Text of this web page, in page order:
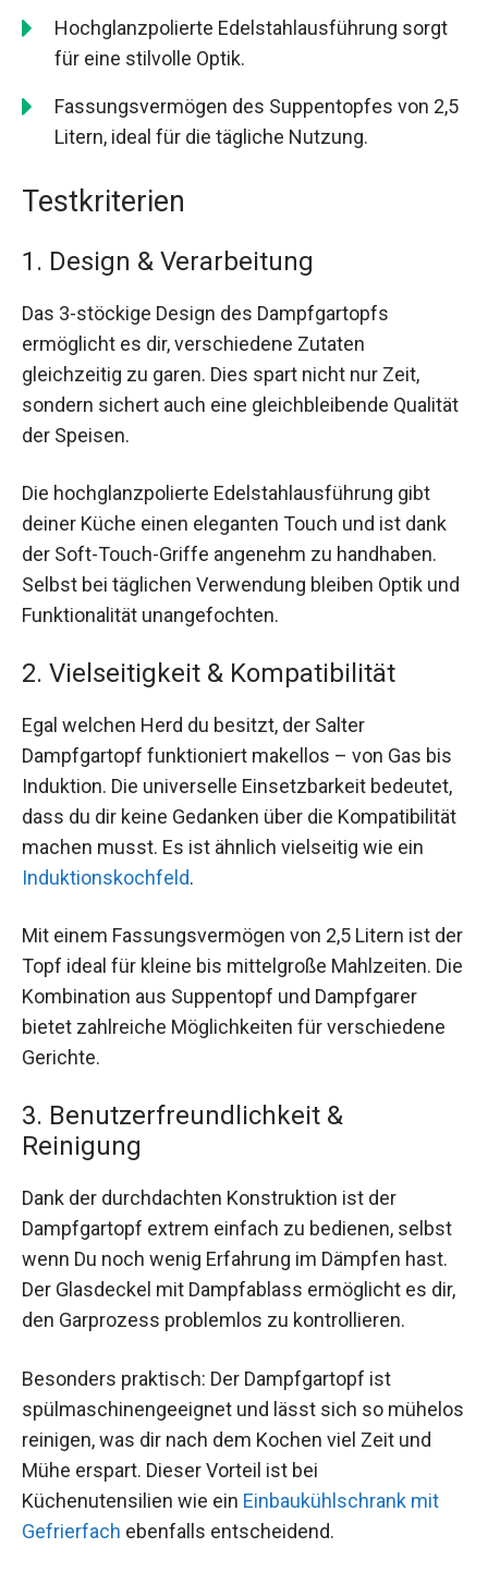
Hochglanzpolierte Edelstahlausführung sorgt
für eine stilvolle Optik.
Fassungsvermögen des Suppentopfes von 2,5
Litern, ideal für die tägliche Nutzung.
Testkriterien
1. Design & Verarbeitung
Das 3-stöckige Design des Dampfgartopfs
ermöglicht es dir, verschiedene Zutaten
gleichzeitig zu garen. Dies spart nicht nur Zeit,
sondern sichert auch eine gleichbleibende Qualität
der Speisen.
Die hochglanzpolierte Edelstahlausführung gibt
deiner Küche einen eleganten Touch und ist dank
der Soft-Touch-Griffe angenehm zu handhaben.
Selbst bei täglichen Verwendung bleiben Optik und
Funktionalität unangefochten.
2. Vielseitigkeit & Kompatibilität
Egal welchen Herd du besitzt, der Salter
Dampfgartopf funktioniert makellos – von Gas bis
Induktion. Die universelle Einsetzbarkeit bedeutet,
dass du dir keine Gedanken über die Kompatibilität
machen musst. Es ist ähnlich vielseitig wie ein
Induktionskochfeld.
Mit einem Fassungsvermögen von 2,5 Litern ist der
Topf ideal für kleine bis mittelgroße Mahlzeiten. Die
Kombination aus Suppentopf und Dampfgarer
bietet zahlreiche Möglichkeiten für verschiedene
Gerichte.
3. Benutzerfreundlichkeit &
Reinigung
Dank der durchdachten Konstruktion ist der
Dampfgartopf extrem einfach zu bedienen, selbst
wenn Du noch wenig Erfahrung im Dämpfen hast.
Der Glasdeckel mit Dampfablass ermöglicht es dir,
den Garprozess problemlos zu kontrollieren.
Besonders praktisch: Der Dampfgartopf ist
spülmaschinengeeignet und lässt sich so mühelos
reinigen, was dir nach dem Kochen viel Zeit und
Mühe erspart. Dieser Vorteil ist bei
Küchenutensilien wie ein Einbaukühlschrank mit
Gefrierfach ebenfalls entscheidend.